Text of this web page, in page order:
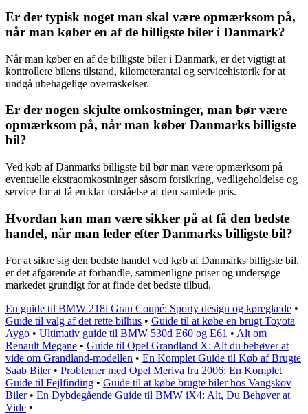
Er der typisk noget man skal være opmærksom på,
når man køber en af de billigste biler i Danmark?
Når man køber en af de billigste biler i Danmark, er det vigtigt at
kontrollere bilens tilstand, kilometerantal og servicehistorik for at
undgå ubehagelige overraskelser.
Er der nogen skjulte omkostninger, man bør være
opmærksom på, når man køber Danmarks billigste
bil?
Ved køb af Danmarks billigste bil bør man være opmærksom på
eventuelle ekstraomkostninger såsom forsikring, vedligeholdelse og
service for at få en klar forståelse af den samlede pris.
Hvordan kan man være sikker på at få den bedste
handel, når man leder efter Danmarks billigste bil?
For at sikre sig den bedste handel ved køb af Danmarks billigste bil,
er det afgørende at forhandle, sammenligne priser og undersøge
markedet grundigt for at finde det bedste tilbud.
En guide til BMW 218i Gran Coupé: Sporty design og køreglæde •
Guide til valg af det rette bilhus • Guide til at købe en brugt Toyota
Aygo • Ultimativ guide til BMW 530d E60 og E61 • Alt om
Renault Megane • Guide til Opel Grandland X: Alt du behøver at
vide om Grandland-modellen • En Komplet Guide til Køb af Brugte
Saab Biler• Problemer med Opel Meriva fra 2006: En Komplet
Guide til Fejlfinding • Guide til at købe brugte biler hos Vangskov
Biler• En Dybdegående Guide til BMW iX4: Alt, Du Behøver at
Vide •